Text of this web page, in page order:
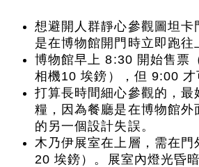
想避開人群靜心參觀圖坦卡
是在博物館開門時立即跑往
博物館早上 8:30 開始售票
相機10 埃鎊），但 9:00 才
打算長時間細心參觀的，最
糧，因為餐廳是在博物館
的另一個設計失誤。
木乃伊展室在上層，需在門
20 埃鎊）。展室內燈光昏